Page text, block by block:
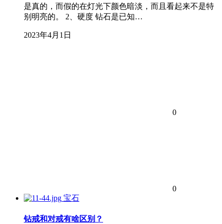
是真的，而假的在灯光下颜色暗淡，而且看起来不是特
别明亮的。 2、硬度 钻石是已知…
2023年4月1日
0
0
宝石
钻戒和对戒有啥区别？